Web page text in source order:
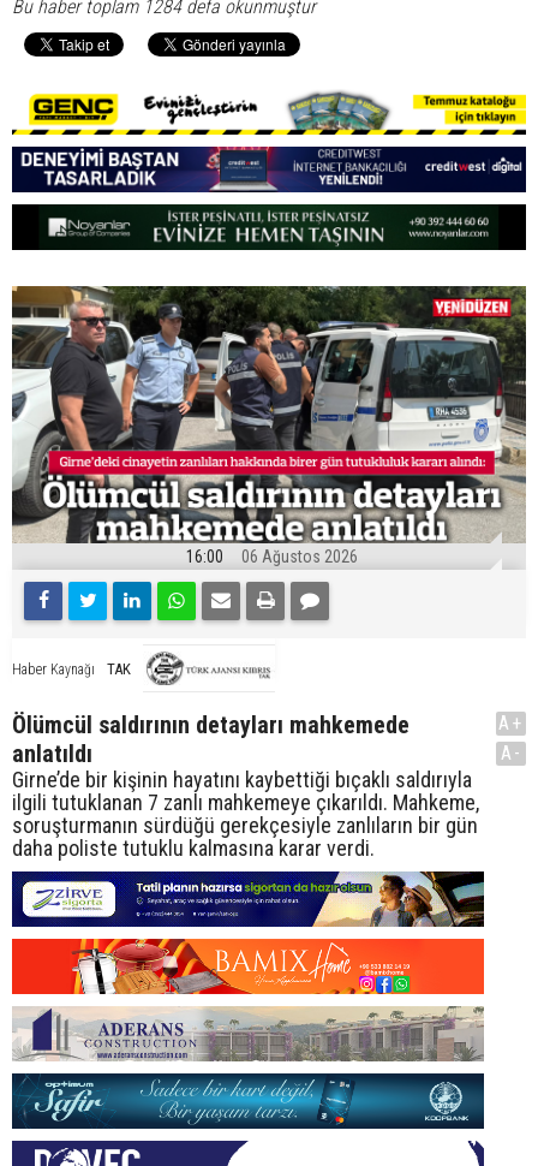
Bu haber toplam 1284 defa okunmuştur
16:00 06 Ağustos 2026
Haber Kaynağı TAK
Ölümcül saldırının detayları mahkemede
anlatıldı
Girne’de bir kişinin hayatını kaybettiği bıçaklı saldırıyla
ilgili tutuklanan 7 zanlı mahkemeye çıkarıldı. Mahkeme,
soruşturmanın sürdüğü gerekçesiyle zanlıların bir gün
daha poliste tutuklu kalmasına karar verdi.
A+
A-